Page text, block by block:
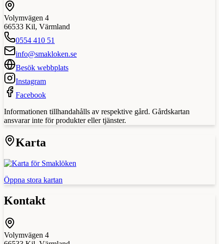
Volymvägen 4
66533 Kil, Värmland
0554 410 51
info@smakloken.se
Besök webbplats
Instagram
Facebook
Informationen tillhandahålls av respektive gård. Gårdskartan
ansvarar inte för produkter eller tjänster.
Karta
Öppna stora kartan
Kontakt
Volymvägen 4